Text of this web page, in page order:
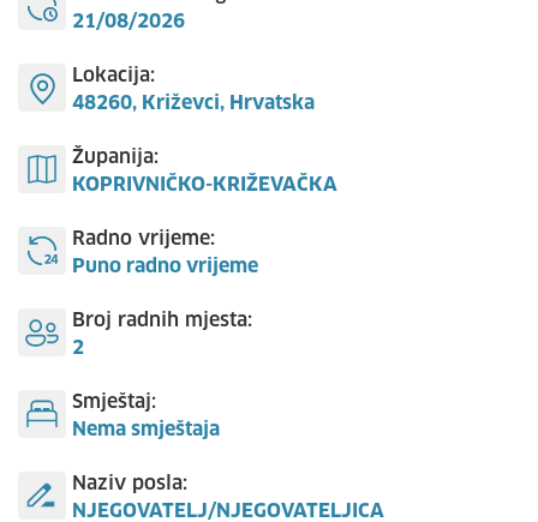
21/08/2026
Lokacija:
48260, Križevci, Hrvatska
Županija:
KOPRIVNIČKO-KRIŽEVAČKA
Radno vrijeme:
Puno radno vrijeme
Broj radnih mjesta:
2
Smještaj:
Nema smještaja
Naziv posla:
NJEGOVATELJ/NJEGOVATELJICA